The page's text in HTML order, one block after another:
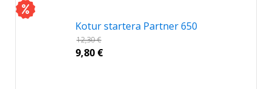
Kotur startera Partner 650
12,30€
9,80 €